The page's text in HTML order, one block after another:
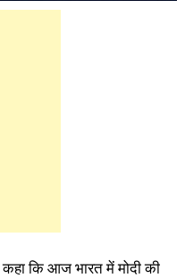
कहा कि आज भारत में मोदी की